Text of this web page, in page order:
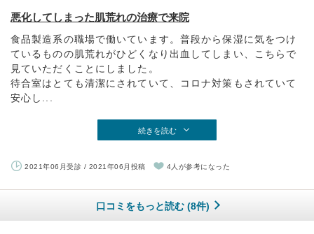
悪化してしまった肌荒れの治療で来院
食品製造系の職場で働いています。普段から保湿に気をつけ
ているものの肌荒れがひどくなり出血してしまい、こちらで
見ていただくことにしました。
待合室はとても清潔にされていて、コロナ対策もされていて
安心し...
続きを読む
2021年06月受診 / 2021年06月投稿 4人が参考になった
口コミをもっと読む (8件)